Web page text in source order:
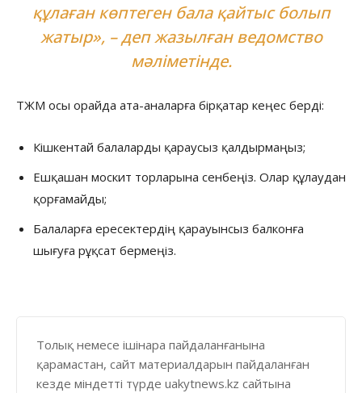
құлаған көптеген бала қайтыс болып
жатыр», – деп жазылған ведомство
мәліметінде.
ТЖМ осы орайда ата-аналарға бірқатар кеңес берді:
Кішкентай балаларды қараусыз қалдырмаңыз;
Ешқашан москит торларына сенбеңіз. Олар құлаудан
қорғамайды;
Балаларға ересектердің қарауынсыз балконға
шығуға рұқсат бермеңіз.
Толық немесе ішінара пайдаланғанына
қарамастан, сайт материалдарын пайдаланған
кезде міндетті түрде uakytnews.kz сайтына